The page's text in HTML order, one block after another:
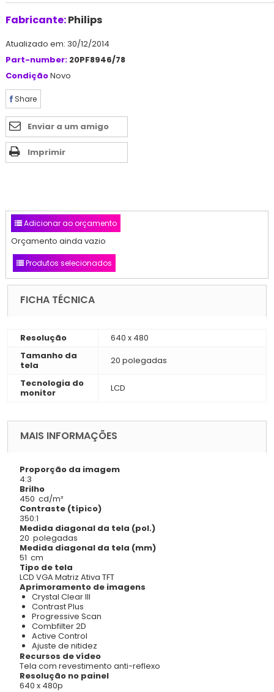
Fabricante:Philips
Atualizado em: 30/12/2014
Part-number: 20PF8946/78
CondiçãoNovo
Share
Enviar a um amigo
Imprimir
Adicionar ao orçamento
Orçamento ainda vazio
Produtos selecionados
FICHA TÉCNICA
Resolução
640 x 480
Tamanho da
tela
20 polegadas
Tecnologia do
monitor
LCD
MAIS INFORMAÇÕES
Proporção da imagem
4:3
Brilho
450 cd/m²
Contraste (típico)
350:1
Medida diagonal da tela (pol.)
20 polegadas
Medida diagonal da tela (mm)
51 cm
Tipo de tela
LCD VGA Matriz Ativa TFT
Aprimoramento de imagens
Crystal Clear III
Contrast Plus
Progressive Scan
Combfilter 2D
Active Control
Ajuste de nitidez
Recursos de vídeo
Tela com revestimento anti-reflexo
Resolução no painel
640 x 480p